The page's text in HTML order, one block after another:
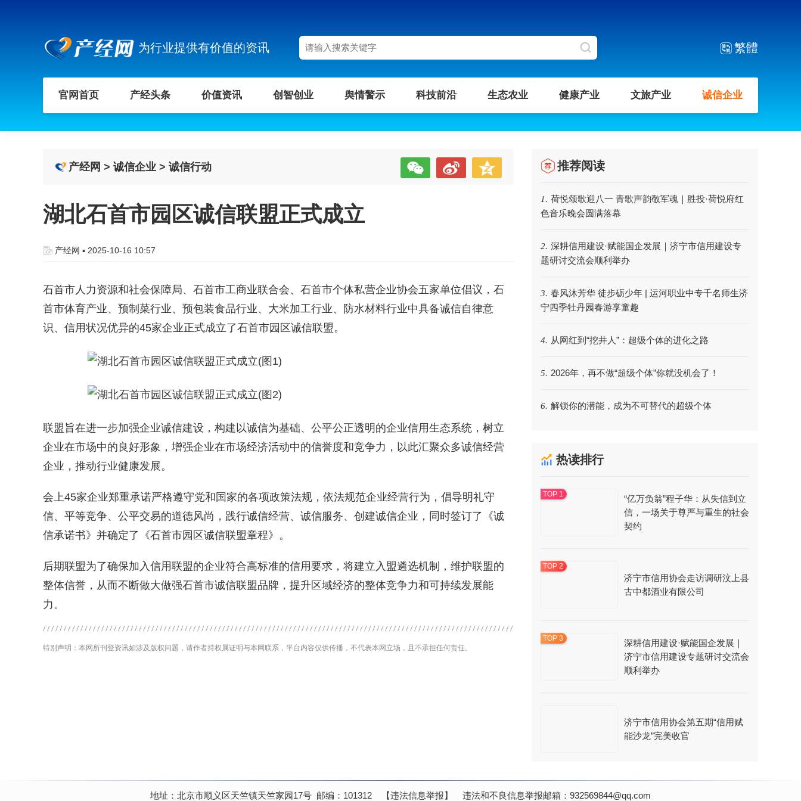
为行业提供有价值的资讯 繁體
官网首页 产经头条 价值资讯 创智创业 舆情警示 科技前沿 生态农业 健康产业 文旅产业 诚信企业
产经网 > 诚信企业 > 诚信行动
湖北石首市园区诚信联盟正式成立
产经网 ▪ 2025-10-16 10:57
石首市人力资源和社会保障局、石首市工商业联合会、石首市个体私营企业协会五家单位倡议，石
首市体育产业、预制菜行业、预包装食品行业、大米加工行业、防水材料行业中具备诚信自律意
识、信用状况优异的45家企业正式成立了石首市园区诚信联盟。
联盟旨在进一步加强企业诚信建设，构建以诚信为基础、公平公正透明的企业信用生态系统，树立
企业在市场中的良好形象，增强企业在市场经济活动中的信誉度和竞争力，以此汇聚众多诚信经营
企业，推动行业健康发展。
会上45家企业郑重承诺严格遵守党和国家的各项政策法规，依法规范企业经营行为，倡导明礼守
信、平等竞争、公平交易的道德风尚，践行诚信经营、诚信服务、创建诚信企业，同时签订了《诚
信承诺书》并确定了《石首市园区诚信联盟章程》。
后期联盟为了确保加入信用联盟的企业符合高标准的信用要求，将建立入盟遴选机制，维护联盟的
整体信誉，从而不断做大做强石首市诚信联盟品牌，提升区域经济的整体竞争力和可持续发展能
力。
特别声明：本网所刊登资讯如涉及版权问题，请作者持权属证明与本网联系，平台内容仅供传播，不代表本网立场，且不承担任何责任。
推荐阅读
1. 荷悦颂歌迎八一 青歌声韵敬军魂｜胜投·荷悦府红
色音乐晚会圆满落幕
2. 深耕信用建设·赋能国企发展｜济宁市信用建设专
题研讨交流会顺利举办
3. 春风沐芳华 徒步砺少年 | 运河职业中专千名师生济
宁四季牡丹园春游享童趣
4. 从网红到“挖井人”：超级个体的进化之路
5. 2026年，再不做“超级个体”你就没机会了！
6. 解锁你的潜能，成为不可替代的超级个体
热读排行
“亿万负翁”程子华：从失信到立
信，一场关于尊严与重生的社会
契约
济宁市信用协会走访调研汶上县
古中都酒业有限公司
深耕信用建设·赋能国企发展｜
济宁市信用建设专题研讨交流会
顺利举办
济宁市信用协会第五期“信用赋
能沙龙”完美收官
地址：北京市顺义区天竺镇天竺家园17号 邮编：101312 【违法信息举报】 违法和不良信息举报邮箱：932569844@qq.com